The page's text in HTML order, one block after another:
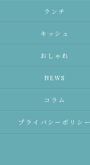
ランチ
キッシュ
おしゃれ
NEWS
コラム
プライバシーポリシー